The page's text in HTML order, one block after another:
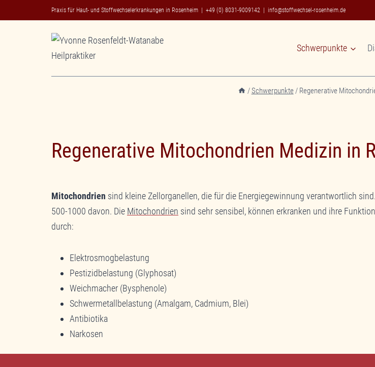
Inhalt
Praxis für Haut- und Stoffwechselerkrankungen in Rosenheim | +49 (0) 8031-9009142 info@stoffwechsel-rosenheim.de
Schwerpunkte
/Schwerpunkte/ Regenerative
Regenerative Mitochondrien Medizin in
Mitochondrien sind kleine Zellorganellen, die für die Energiegewinnung verantwortlich
500-1000 davon. Die Mitochondrien sind sehr sensibel, können erkranken und ihre
durch:
Elektrosmogbelastung
Pestizidbelastung (Glyphosat)
Weichmacher (Bysphenole)
Schwermetallbelastung (Amalgam, Cadmium, Blei)
Antibiotika
Narkosen